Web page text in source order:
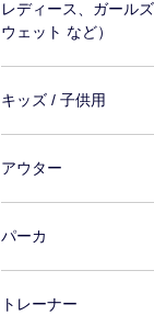
レディース、ガール
ウェット など）
キッズ / 子供用
アウター
パーカ
トレーナー